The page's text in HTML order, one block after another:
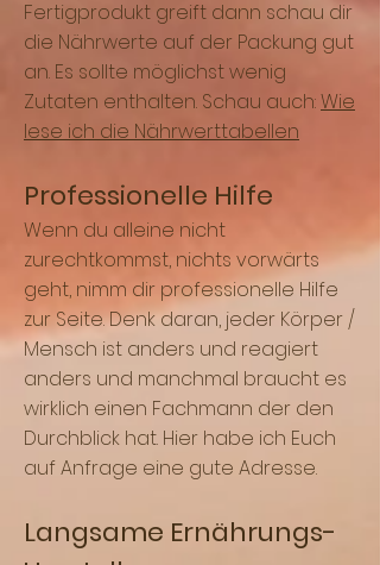
Fertigprodukt greift dann schau dir
die Nährwerte auf der Packung gut
an. Es sollte möglichst wenig
Zutaten enthalten. Schau auch:Wie
lese ich die Nährwerttabellen
Professionelle Hilfe
Wenn du alleine nicht
zurechtkommst, nichts vorwärts
geht, nimm dir professionelle Hilfe
zur Seite. Denk daran, jeder Körper /
Mensch ist anders und reagiert
anders und manchmal braucht es
wirklich einen Fachmann der den
Durchblick hat. Hier habe ich Euch
auf Anfrage eine gute Adresse.
Langsame Ernährungs-